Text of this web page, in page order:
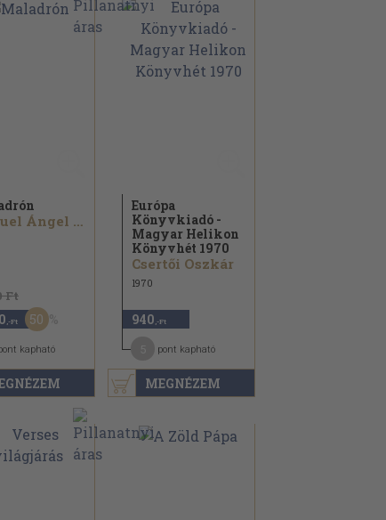
Miguel Ángel Asturias
Ft
,-Ft 50
kapható
MEGNÉZEM
Európa
Könyvkiadó -
Magyar Helikon
Könyvhét 1970
Csertői Oszkár
1970
940 ,-Ft
pont kapható